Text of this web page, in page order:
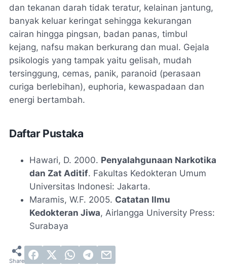
dan tekanan darah tidak teratur, kelainan jantung,
banyak keluar keringat sehingga kekurangan
cairan hingga pingsan, badan panas, timbul
kejang, nafsu makan berkurang dan mual. Gejala
psikologis yang tampak yaitu gelisah, mudah
tersinggung, cemas, panik, paranoid (perasaan
curiga berlebihan), euphoria, kewaspadaan dan
energi bertambah.
Daftar Pustaka
Hawari, D. 2000. Penyalahgunaan Narkotika
dan Zat Aditif. Fakultas Kedokteran Umum
Universitas Indonesi: Jakarta.
Maramis, W.F. 2005. Catatan Ilmu
Kedokteran Jiwa, Airlangga University Press:
Surabaya